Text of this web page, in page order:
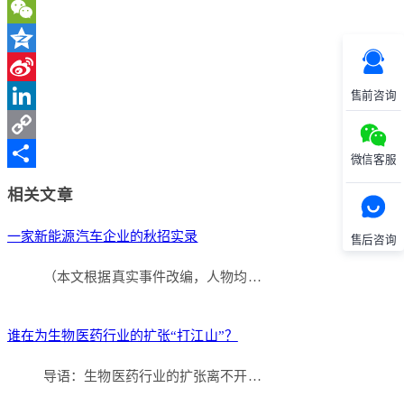
售前咨询
微信客服
售后咨询
WeChat
Qzone
Sina
Weibo
LinkedIn
Copy
相关文章
一家新能源汽车企业的秋招实录
（本文根据真实事件改编，人物均…
谁在为生物医药行业的扩张“打江山”？
导语：生物医药行业的扩张离不开…